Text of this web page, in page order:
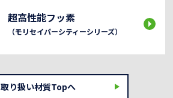
超高性能フッ素
（モリセイパーシティーシリーズ）
取り扱い材質Topへ